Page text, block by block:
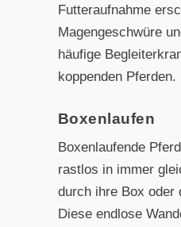
Futteraufnahme
Magengeschwüre
häufige
koppenden Pferden.
Boxenlaufen
Boxenlaufende
rastlos in immer
durch ihre Box oder
Diese endlose